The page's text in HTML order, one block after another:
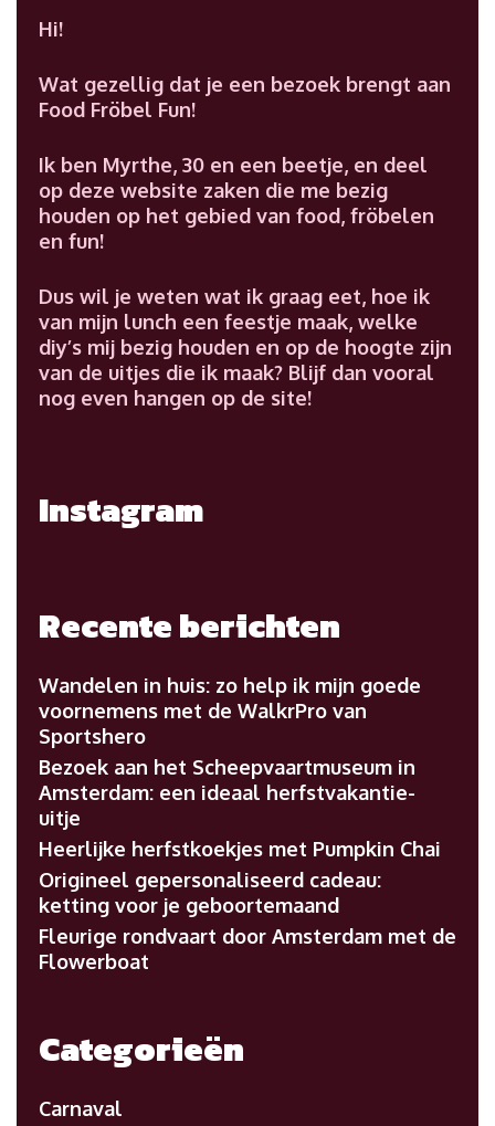
Hi!
Wat gezellig dat je een bezoek brengt aan
Food Fröbel Fun!
Ik ben Myrthe, 30 en een beetje, en deel
op deze website zaken die me bezig
houden op het gebied van food, fröbelen
en fun!
Dus wil je weten wat ik graag eet, hoe ik
van mijn lunch een feestje maak, welke
diy’s mij bezig houden en op de hoogte zijn
van de uitjes die ik maak? Blijf dan vooral
nog even hangen op de site!
Instagram
Recente berichten
Wandelen in huis: zo help ik mijn goede
voornemens met de WalkrPro van
Sportshero
Bezoek aan het Scheepvaartmuseum in
Amsterdam: een ideaal herfstvakantie-
uitje
Heerlijke herfstkoekjes met Pumpkin Chai
Origineel gepersonaliseerd cadeau:
ketting voor je geboortemaand
Fleurige rondvaart door Amsterdam met de
Flowerboat
Categorieën
Carnaval